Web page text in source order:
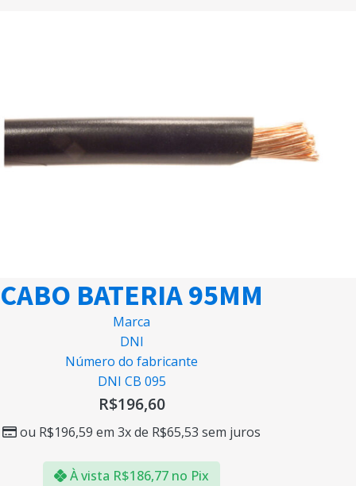
CABO BATERIA 95MM
Marca
DNI
Número do fabricante
DNI CB 095
R$196,60
ou R$196,59 em 3x de R$65,53 sem juros
À vista R$186,77 no Pix